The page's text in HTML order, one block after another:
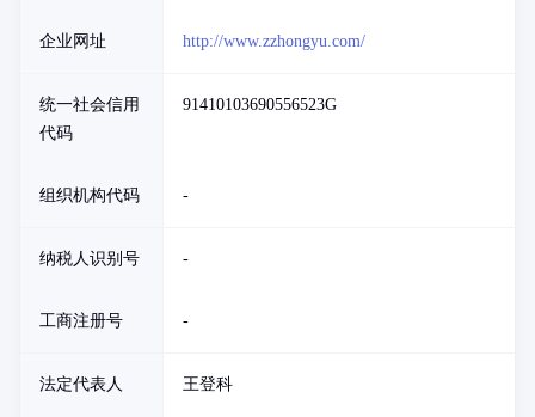
企业网址 http://www.zzhongyu.com/
统一社会信用
代码
91410103690556523G
组织机构代码 -
纳税人识别号 -
工商注册号 -
法定代表人 王登科